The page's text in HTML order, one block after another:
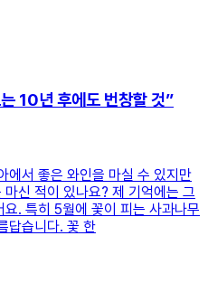
10년 후에도 번창할 것”
에서 좋은 와인을 마실 수 있지만
신 적이 있나요? 제 기억에는 그
. 특히 5월에 꽃이 피는 사과나무
답습니다. 꽃 한